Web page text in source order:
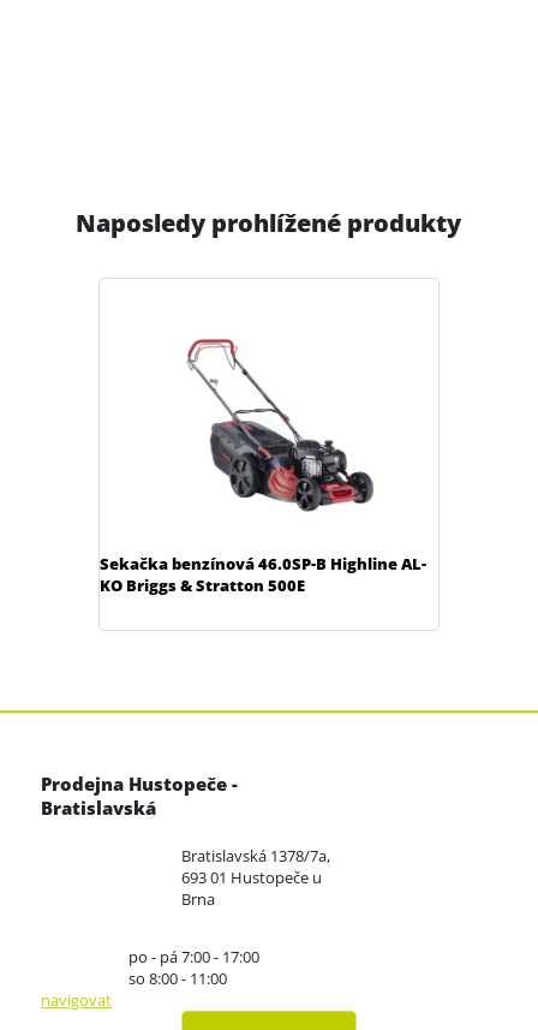
Naposledy prohlížené produkty
Sekačka benzínová 46.0SP-B Highline AL-
KO Briggs & Stratton 500E
Prodejna Hustopeče -
Bratislavská
Bratislavská 1378/7a,
693 01 Hustopeče u
Brna
po - pá 7:00 - 17:00
so 8:00 - 11:00
navigovat